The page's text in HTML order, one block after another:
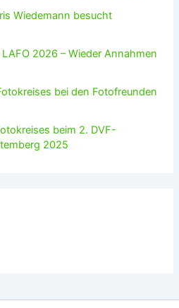
Wiedemann besucht
2026 – Wieder Annahmen
bei den Fotofreunden
beim 2. DVF-
2025